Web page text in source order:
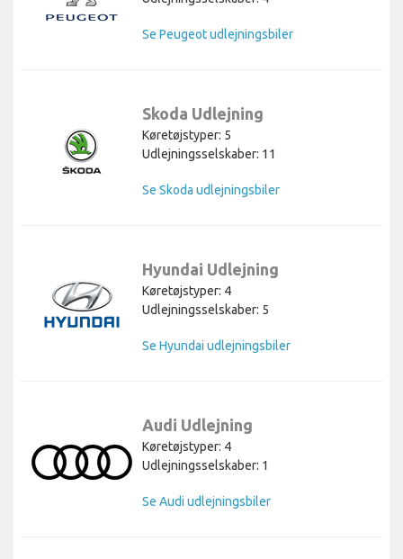
Se Peugeot udlejningsbiler
Skoda Udlejning
Køretøjstyper: 5
Udlejningsselskaber: 11
Se Skoda udlejningsbiler
Hyundai Udlejning
Køretøjstyper: 4
Udlejningsselskaber: 5
Se Hyundai udlejningsbiler
Audi Udlejning
Køretøjstyper: 4
Udlejningsselskaber: 1
Se Audi udlejningsbiler